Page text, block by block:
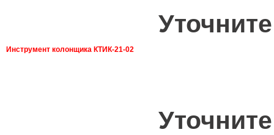
Инструмент колонщика КТИК-21-02